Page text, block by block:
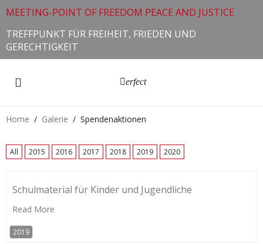
MEETING-POINT OF FREEDOM PEACE AND JUSTICE
TREFFPUNKT FÜR FREIHEIT, FRIEDEN UND
GERECHTIGKEIT
erfect
Home Galerie Spendenaktionen
All 2015 2016 2017 2018 2019 2020
Schulmaterial für Kinder und Jugendliche
Read More
2019